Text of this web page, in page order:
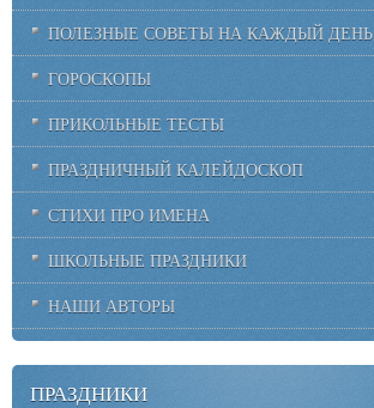
ПОЛЕЗНЫЕ СОВЕТЫ НА КАЖДЫЙ ДЕНЬ
ГОРОСКОПЫ
ПРИКОЛЬНЫЕ ТЕСТЫ
ПРАЗДНИЧНЫЙ КАЛЕЙДОСКОП
СТИХИ ПРО ИМЕНА
ШКОЛЬНЫЕ ПРАЗДНИКИ
НАШИ АВТОРЫ
ПРАЗДНИКИ